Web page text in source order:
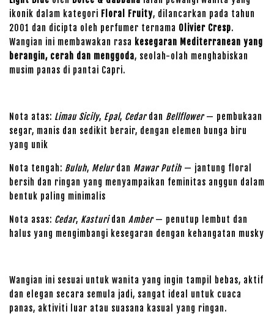
ikonik dalam kategori Floral Fruity, dilancarkan pada tahun
2001 dan dicipta oleh perfumer ternama Olivier Cresp.
Wangian ini membawakan rasa kesegaran Mediterranean yang
berangin, cerah dan menggoda, seolah-olah menghabiskan
musim panas di pantai Capri.
Nota atas: Limau Sicily, Epal, Cedardan Bellflower— pembukaan
segar, manis dan sedikit berair, dengan elemen bunga biru
yang unik
Nota tengah: Buluh, Melurdan Mawar Putih — jantung floral
bersih dan ringan yang menyampaikan feminitas anggun dalam
bentuk paling minimalis
Nota asas: Cedar, Kasturidan Amber— penutup lembut dan
halus yang mengimbangi kesegaran dengan kehangatan musky
Wangian ini sesuai untuk wanita yang ingin tampil bebas, aktif
dan elegan secara semula jadi, sangat ideal untuk cuaca
panas, aktiviti luar atau suasana kasual yang ringan.